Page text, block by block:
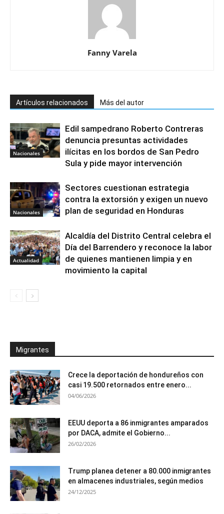
Fanny Varela
Artículos relacionados Más del autor
Nacionales
Edil sampedrano Roberto Contreras
denuncia presuntas actividades
ilícitas en los bordos de San Pedro
Sula y pide mayor intervención
Nacionales
Sectores cuestionan estrategia
contra la extorsión y exigen un nuevo
plan de seguridad en Honduras
Actualidad
Alcaldía del Distrito Central celebra el
Día del Barrendero y reconoce la labor
de quienes mantienen limpia y en
movimiento la capital
Migrantes
Crece la deportación de hondureños con
casi 19.500 retornados entre enero...
04/06/2026
EEUU deporta a 86 inmigrantes amparados
por DACA, admite el Gobierno...
26/02/2026
Trump planea detener a 80.000 inmigrantes
en almacenes industriales, según medios
24/12/2025